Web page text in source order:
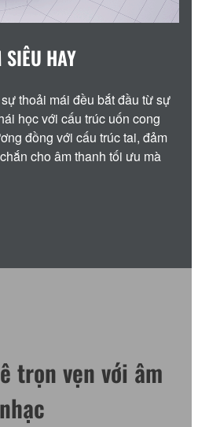
HAY
thoải mái đều bắt đầu từ sự
học với cấu trúc uốn cong
đồng với cấu trúc tai, đảm
cho âm thanh tối ưu mà
trọn vẹn với âm
nhạc